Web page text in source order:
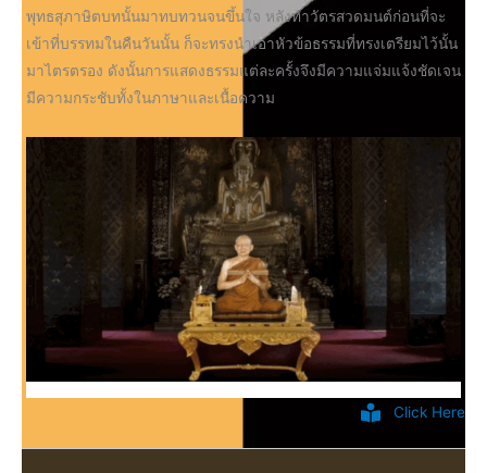
พุทธสุภาษิตบทนั้นมาทบทวนจนขึ้นใจ หลังทำวัตรสวดมนต์ก่อนที่จะ
เข้าที่บรรทมในคืนวันนั้น ก็จะทรงนำเอาหัวข้อธรรมที่ทรงเตรียมไว้นั้น
มาไตรตรอง ดังนั้นการแสดงธรรมแต่ละครั้งจึงมีความแจ่มแจ้งชัดเจน
มีความกระชับทั้งในภาษาและเนื้อความ
Click Here